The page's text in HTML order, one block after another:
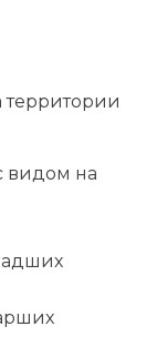
видом на